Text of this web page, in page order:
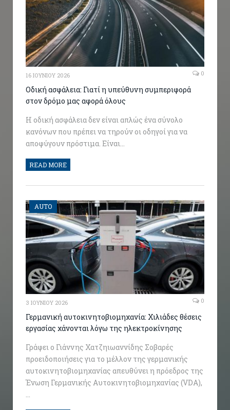
16 ΙΟΥΝΊΟΥ 2026 0
Οδική ασφάλεια: Γιατί η υπεύθυνη συμπεριφορά
στον δρόμο μας αφορά όλους
Η οδική ασφάλεια δεν είναι απλώς ένα σύνολο
κανόνων που πρέπει να τηρούν οι οδηγοί για να
αποφύγουν πρόστιμα. Είναι…
READ MORE
AUTO
3 ΙΟΥΝΊΟΥ 2026 0
Γερμανική αυτοκινητοβιομηχανία: Χιλιάδες θέσεις
εργασίας χάνονται λόγω της ηλεκτροκίνησης
Γράφει ο Γιάννης Χατζηιωαννίδης Σοβαρές
προειδοποιήσεις για το μέλλον της γερμανικής
αυτοκινητοβιομηχανίας απευθύνει η πρόεδρος της
Ένωση Γερμανικής Αυτοκινητοβιομηχανίας (VDA),
…